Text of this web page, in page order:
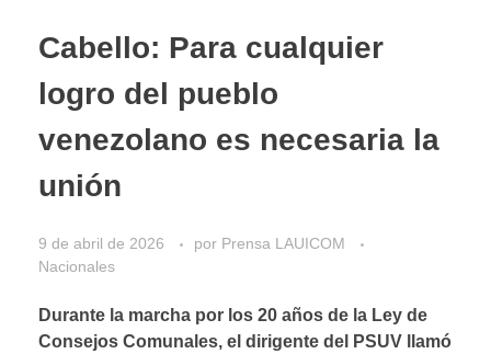
Cabello: Para cualquier
logro del pueblo
venezolano es necesaria la
unión
9 de abril de 2026 por Prensa LAUICOM
Nacionales
Durante la marcha por los 20 años de la Ley de
Consejos Comunales, el dirigente del PSUV llamó